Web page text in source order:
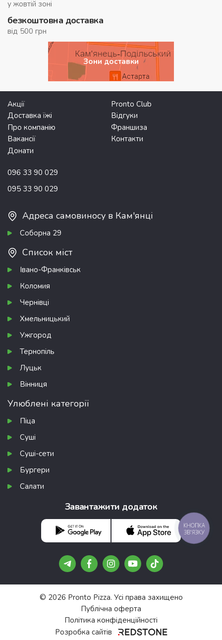
у жовтій зоні
безкоштовна доставка
від 500 грн
Зони доставки
Акції
Pronto Club
Доставка їжі
Відгуки
Про компанію
Франшиза
Вакансії
Контакти
Донати
096 33 90 029
095 33 90 029
Адреса самовиносу в Кам'янці
Соборна 29
Список міст
Івано-Франківськ
Коломия
Чернівці
Хмельницький
Ужгород
Тернопіль
Луцьк
Вінниця
Улюблені категорії
Піца
Суші
Суші-сети
Бургери
Салати
Завантажити додаток
© 2026 Pronto Pizza. Усі права захищено
Публічна оферта
Політика конфіденційності
Розробка сайтів
КНОПКА
ЗВ'ЯЗКУ